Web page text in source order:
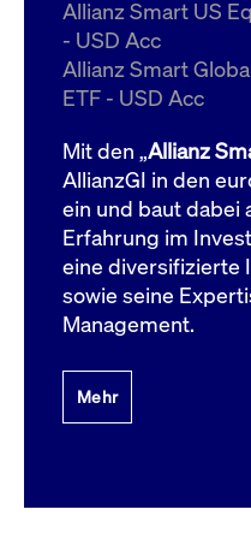
Allianz Smart US
- USD Acc
Allianz Smart
ETF - USD Acc
Mit den „Allianz
AllianzGI in den
ein und baut dabei
Erfahrung im
eine diversifizierte
sowie seine
Management.
Mehr
ApplicationGatewayAffinityCORS